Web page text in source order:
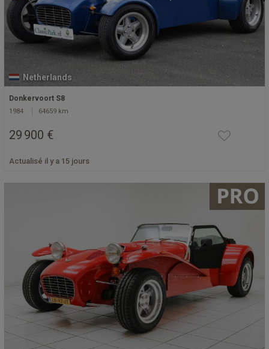
Netherlands
Donkervoort S8
1984 64659 km
29 900 €
Actualisé il y a 15 jours